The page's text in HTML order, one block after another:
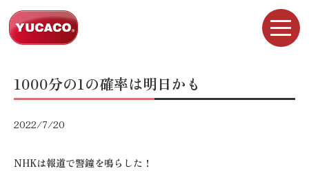
1000分の1の確率は明日かも
2022/7/20
NHKは報道で警鐘を鳴らした！